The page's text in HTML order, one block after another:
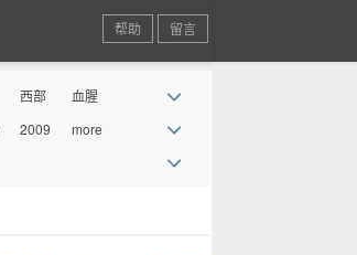
帮助 留言
西部 血腥
2009
more